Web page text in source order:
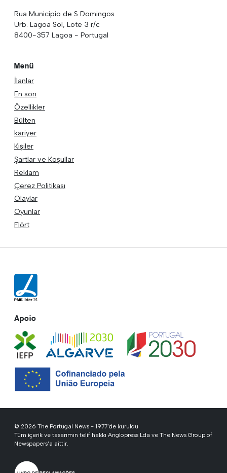
Rua Municipio de S Domingos
Urb. Lagoa Sol, Lote 3 r/c
8400-357 Lagoa - Portugal
Menü
İlanlar
En son
Özellikler
Bülten
kariyer
Kişiler
Şartlar ve Koşullar
Reklam
Çerez Politikası
Olaylar
Oyunlar
Flört
Apoio
© 2026 The Portugal News - 1977'de kuruldu
Tüm içerik ve tasarımın telif hakkı Anglopress Lda ve The News Group of
Newspapers'a aittir.